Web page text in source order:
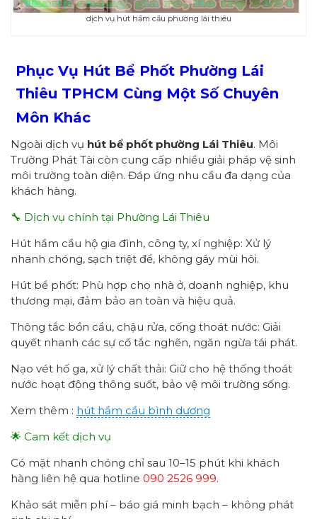
dịch vụ hút hầm cầu phường lái thiêu
Phục Vụ Hút Bể Phốt Phường Lái
Thiêu TPHCM Cùng Một Số Chuyên
Môn Khác
Ngoài dịch vụ hút bể phốt phường Lái Thiêu. Môi
Trường Phát Tài còn cung cấp nhiều giải pháp vệ sinh
môi trường toàn diện. Đáp ứng nhu cầu đa dạng của
khách hàng.
🔧 Dịch vụ chính tại Phường Lái Thiêu
Hút hầm cầu hộ gia đình, công ty, xí nghiệp: Xử lý
nhanh chóng, sạch triệt để, không gây mùi hôi.
Hút bể phốt: Phù hợp cho nhà ở, doanh nghiệp, khu
thương mại, đảm bảo an toàn và hiệu quả.
Thông tắc bồn cầu, chậu rửa, cống thoát nước: Giải
quyết nhanh các sự cố tắc nghẽn, ngăn ngừa tái phát.
Nạo vét hố ga, xử lý chất thải: Giữ cho hệ thống thoát
nước hoạt động thông suốt, bảo vệ môi trường sống.
Xem thêm : hút hầm cầu bình dương
🌟 Cam kết dịch vụ
Có mặt nhanh chóng chỉ sau 10–15 phút khi khách
hàng liên hệ qua hotline 090 2526 999.
Khảo sát miễn phí – báo giá minh bạch – không phát